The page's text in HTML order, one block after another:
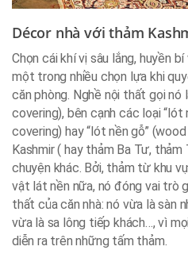
Décor nhà với thảm
Chọn cái khí vị sâu lắng, huyền
một trong nhiều chọn lựa khi
căn phòng. Nghề nội thất gọi
covering), bên cạnh các loại
covering) hay “lót nền gỗ”
Kashmir ( hay thảm Ba Tư,
chuyện khác. Bởi, thảm từ khu
vật lát nền nữa, nó đóng vai trò
thất của căn nhà: nó vừa là sàn
vừa là sa lông tiếp khách…, vì
diễn ra trên những tấm thảm.